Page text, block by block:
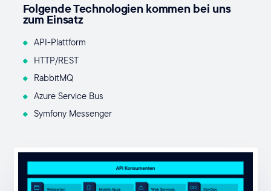
Folgende Technologien kommen bei uns
zum Einsatz
API-Plattform
HTTP/REST
RabbitMQ
Azure Service Bus
Symfony Messenger